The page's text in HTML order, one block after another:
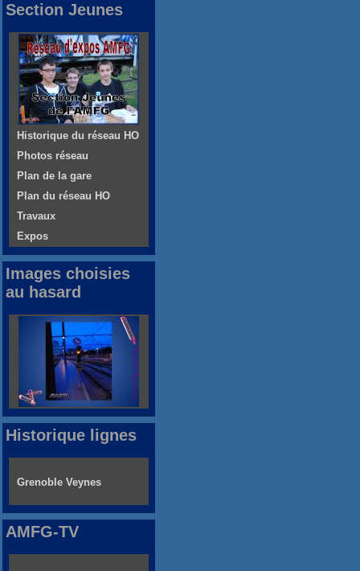
Section Jeunes
Historique du réseau HO
Photos réseau
Plan de la gare
Plan du réseau HO
Travaux
Expos
Images choisies
au hasard
Historique lignes
Grenoble Veynes
AMFG-TV